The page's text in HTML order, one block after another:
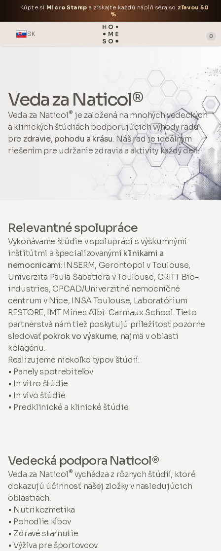
Kúpte si Micro Stamp a získajte každú náplň séra so zľavou 50
%.
SK 0
Veda za Naticol®
Veda za Naticol ® je založená na mnohých vedeckých
a klinických štúdiách podporujúcich výhody radu
pre zdravie, pohodu a krásu. Náš rad je ideálnym
riešením pre udržanie zdravia a aktivity každý deň.
Relevantné spolupráce
Vykonávame štúdie v spolupráci s výskumnými
inštitútmi a špecializovanými klinikami a
nemocnicami: INSERM, Gerontopol v Toulouse,
Univerzita Paula Sabatiera v Toulouse, CRITT Bio-
industries, CPCAD/Univerzitné nemocničné
centrum v Nice, INSA Toulouse, Laboratórium
RESTORE, IMT Mines Albi-Carmaux School. Tieto
partnerstvá nám tiež poskytujú príležitosť pozorne
sledovať pokrok vo výskume, najmä v oblasti
kolagénu.
Realizujeme niekoľko typov štúdií:
• Panely spotrebiteľov
• In vitro štúdie
• In vivo štúdie
• Predklinické a klinické štúdie
Vedecká podpora Naticol®
Veda za Naticol ® vychádza z rôznych štúdií, ktoré
dokazujú účinnosť našej zložky v nasledujúcich
oblastiach:
• Nutrikozmetika
• Pohodlie kĺbov
• Zdravé starnutie
• Výživa pre športovcov